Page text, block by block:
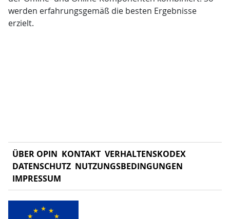
werden erfahrungsgemäß die besten Ergebnisse
erzielt.
ÜBER OPIN KONTAKT VERHALTENSKODEX
DATENSCHUTZ NUTZUNGSBEDINGUNGEN
IMPRESSUM